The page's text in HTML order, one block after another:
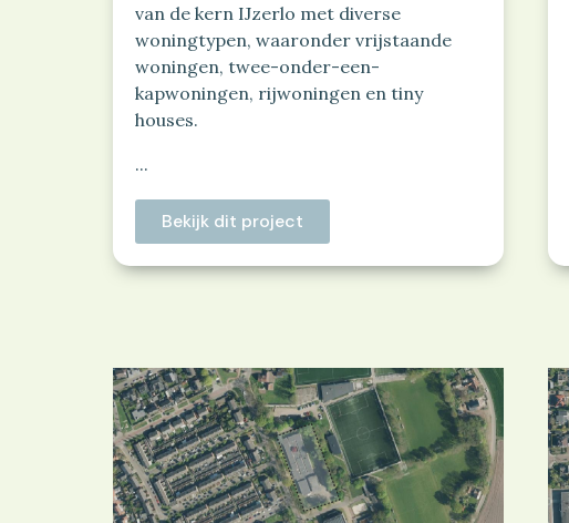
van de kern IJzerlo met diverse
woningtypen, waaronder vrijstaande
woningen, twee-onder-een-
kapwoningen, rijwoningen en tiny
houses.
...
Bekijk dit project